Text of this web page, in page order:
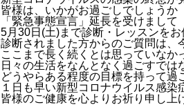
皆様は、いかがお過ごしでしょうか
「緊急事態宣言」延長を受けまして
5月30日(土)まで診断・レッスンを
診断されました方からのご質問は、
ここまで長く続くとは思っていなか
日々の生活をなんとなく過ごすでは
どうやらある程度の目標を持って
１日も早い新型コロナウイルス感染
皆様のご健康を心よりお祈り申し上